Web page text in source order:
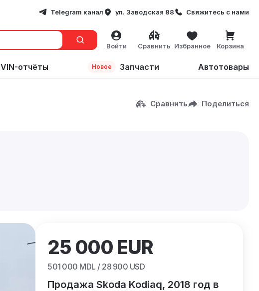
Telegram канал ул. Заводская 88 Свяжитесь с нами
Войти Сравнить Избранное Корзина
VIN-отчёты Новое Запчасти Автотовары
Сравнить Поделиться
Продажа Skoda Kodiaq, 2018 год в
25 000 EUR
501 000 MDL / 28 900 USD